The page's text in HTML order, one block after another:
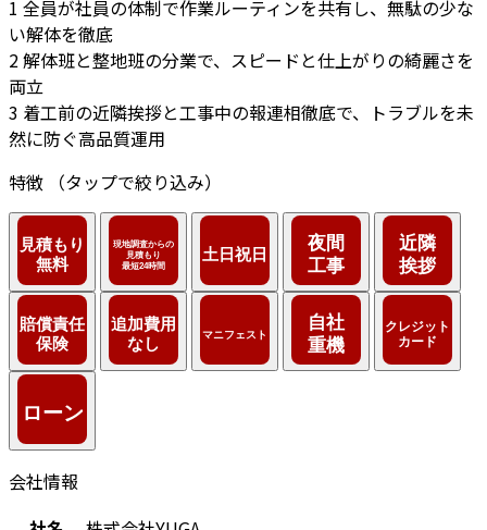
1 全員が社員の体制で作業ルーティンを共有し、無駄の少な
い解体を徹底
2解体班と整地班の分業で、スピードと仕上がりの綺麗さを
両立
3 着工前の近隣挨拶と工事中の報連相徹底で、トラブルを未
然に防ぐ高品質運用
特徴
（タップで絞り込み）
会社情報